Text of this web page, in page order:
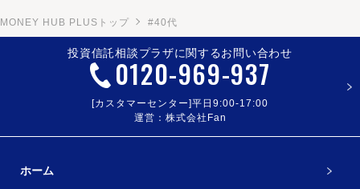
MONEY HUB PLUSトップ #40代
投資信託相談プラザに関するお問い合わせ
0120-969-937
[カスタマーセンター]平日9:00-17:00
運営：株式会社Fan
ホーム